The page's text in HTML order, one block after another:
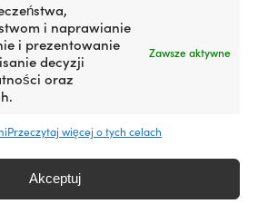
i naprawianie
i prezentowanie
decyzji
oraz
Zawsze aktywne
Przeczytaj więcej o tych celach
Akceptuj
spokojnie kupić swój sprzęt
go taniej w innym
dni, dopasujemy cenę po
warunków.
o naszej gwarancji